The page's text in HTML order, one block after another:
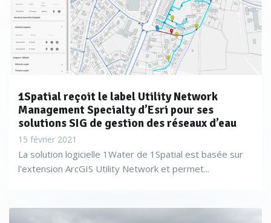
1Spatial reçoit le label Utility Network
Management Specialty d’Esri pour ses
solutions SIG de gestion des réseaux d’eau
15 février 2021
La solution logicielle 1Water de 1Spatial est basée sur
l'extension ArcGIS Utility Network et permet...